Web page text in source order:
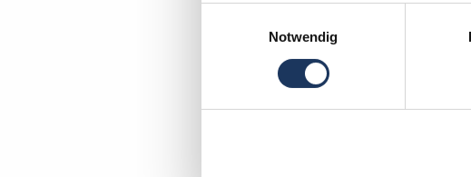
Notwendig
Maschinenlesbare